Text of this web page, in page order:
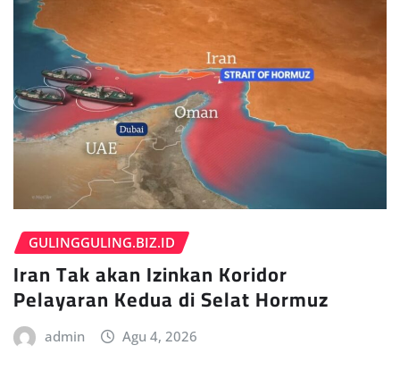
GULINGGULING.BIZ.ID
Iran Tak akan Izinkan Koridor
Pelayaran Kedua di Selat Hormuz
admin Agu 4, 2026